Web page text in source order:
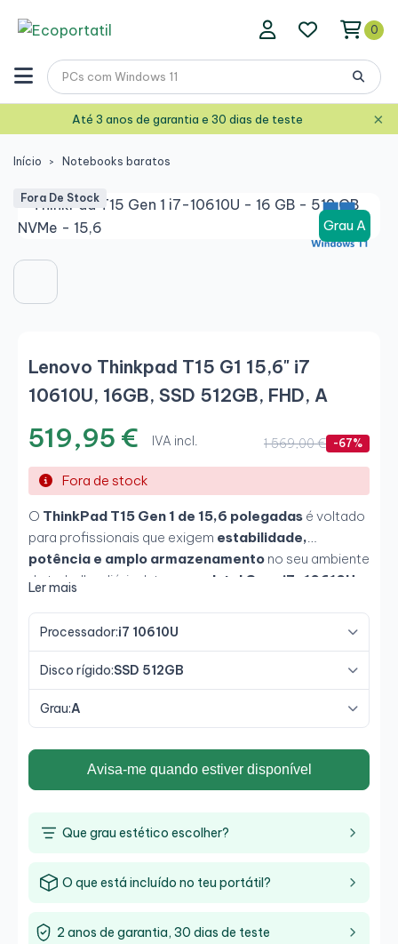
0
Até 3 anos de garantia e 30 dias de teste ×
Início Notebooks baratos
Grau A
Fora De Stock
Lenovo Thinkpad T15 G1 15,6" i7
10610U, 16GB, SSD 512GB, FHD, A
519,95 € IVA incl. 1 569,00 € -67%
Fora de stock
O ThinkPad T15 Gen 1 de 15,6 polegadas é voltado
para profissionais que exigem estabilidade,
potência e amplo armazenamento no seu ambiente
de trabalho diário. Integra um Intel Core i7-10610U
memória DDR4 e SSD NVMe de 512 GB, oferecendo
ambientes corporativos e gestão intensiva de
dados. Sua tela Full HD antirreflexo melhora a
experiência visual em longas jornadas de trabalho.
Ler mais
Processador:i7 10610U
Disco rígido:SSD 512GB
Grau:A
Avisa-me quando estiver disponível
Que grau estético escolher?
O que está incluído no teu portátil?
2 anos de garantia, 30 dias de teste